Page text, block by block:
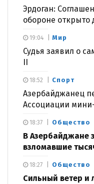
Эрдоган:
обороне открыто
Мир
Судья заявил о
19:04
Спорт
Азербайджанец
Ассоциации
18:52
Общество
В Азербайджане
взломавшие
18:37
Общество
Сильный ветер и
18:27